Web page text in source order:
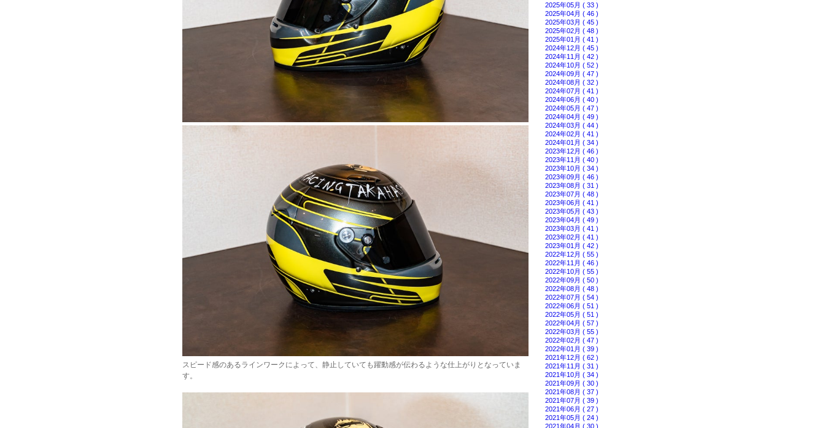
2025年05月 ( 33 )
2025年04月 ( 46 )
2025年03月 ( 45 )
2025年02月 ( 48 )
2025年01月 ( 41 )
2024年12月 ( 45 )
2024年11月 ( 42 )
2024年10月 ( 52 )
2024年09月 ( 47 )
2024年08月 ( 32 )
2024年07月 ( 41 )
2024年06月 ( 40 )
2024年05月 ( 47 )
2024年04月 ( 49 )
2024年03月 ( 44 )
2024年02月 ( 41 )
2024年01月 ( 34 )
2023年12月 ( 46 )
2023年11月 ( 40 )
2023年10月 ( 34 )
2023年09月 ( 46 )
2023年08月 ( 31 )
2023年07月 ( 48 )
2023年06月 ( 41 )
2023年05月 ( 43 )
2023年04月 ( 49 )
2023年03月 ( 41 )
2023年02月 ( 41 )
2023年01月 ( 42 )
2022年12月 ( 55 )
2022年11月 ( 46 )
2022年10月 ( 55 )
2022年09月 ( 50 )
2022年08月 ( 48 )
2022年07月 ( 54 )
2022年06月 ( 51 )
2022年05月 ( 51 )
2022年04月 ( 57 )
2022年03月 ( 55 )
2022年02月 ( 47 )
2022年01月 ( 39 )
2021年12月 ( 62 )
2021年11月 ( 31 )
2021年10月 ( 34 )
2021年09月 ( 30 )
2021年08月 ( 37 )
2021年07月 ( 39 )
2021年06月 ( 27 )
2021年05月 ( 24 )
2021年04月 ( 30 )
スピード感のあるラインワークによって、静止していても躍動感が伝わるような仕上がりとなっていま
す。